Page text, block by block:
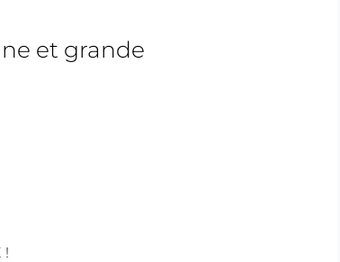
et grande
!